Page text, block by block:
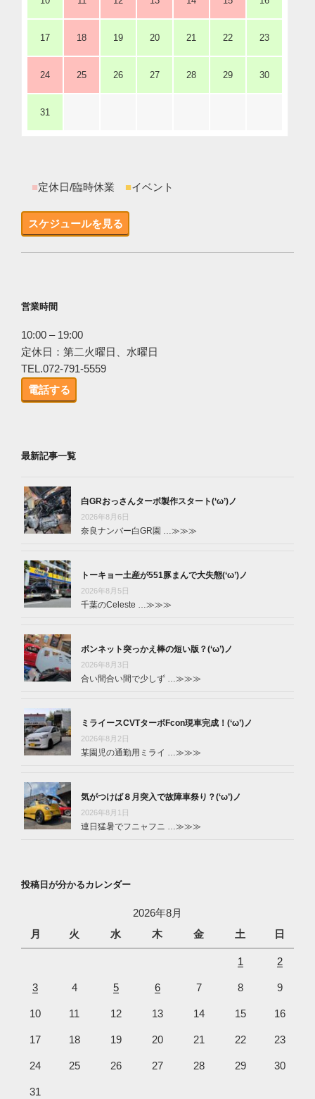
17 18 19 20 21 22 23
24 25 26 27 28 29 30
31
■定休日/臨時休業 ■イベント
スケジュールを見る
営業時間
10:00 – 19:00
定休日：第二火曜日、水曜日
TEL.072-791-5559
電話する
最新記事一覧
白GRおっさんターボ製作スタート(‘ω’)ノ
2026年8月6日
奈良ナンバー白GR園 …≫≫≫
トーキョー土産が551豚まんで大失態(‘ω’)ノ
2026年8月5日
千葉のCeleste …≫≫≫
ボンネット突っかえ棒の短い版？(‘ω’)ノ
2026年8月3日
合い間合い間で少しず …≫≫≫
ミライースCVTターボFcon現車完成！(‘ω’)ノ
2026年8月2日
某園児の通勤用ミライ …≫≫≫
気がつけば８月突入で故障車祭り？(‘ω’)ノ
2026年8月1日
連日猛暑でフニャフニ …≫≫≫
投稿日が分かるカレンダー
2026年8月
月
火 水 木 金 土 日
1 2
3 4 5 6 7 8 9
10 11 12 13 14 15 16
17 18 19 20 21 22 23
24 25 26 27 28 29 30
31